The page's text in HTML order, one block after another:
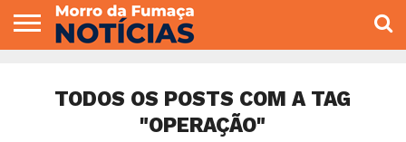
VEREADORES
TODOS OS POSTS COM A TAG
"OPERAÇÃO"